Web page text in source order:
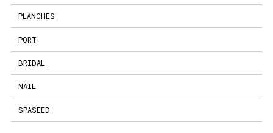
PLANCHES
PORT
BRIDAL
NAIL
SPASEED